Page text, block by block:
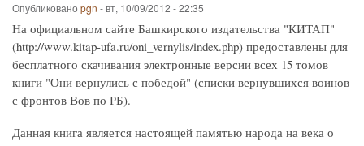
Опубликовано pgn -вт, 10/09/2012 - 22:35
На официальном сайте Башкирского издательства "КИТАП"
(http://www.kitap-ufa.ru/oni_vernylis/index.php) предоставлены для
бесплатного скачивания электронные версии всех 15 томов
книги "Они вернулись с победой" (списки вернувшихся воинов
с фронтов Вов по РБ).
Данная книга является настоящей памятью народа на века о